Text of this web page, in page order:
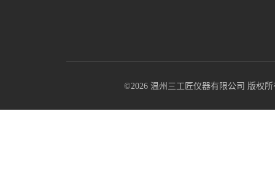
©2026 温州三工匠仪器有限公司 版权所